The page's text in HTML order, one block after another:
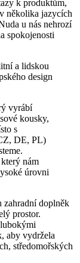
k produktům,
několika jazycích
u nás nehrozí
spokojenosti
a lidskou
design
vyrábí
kousky,
s
DE, PL)
nám
úrovni
zahradní doplněk
prostor.
aby vydržela
středomořských